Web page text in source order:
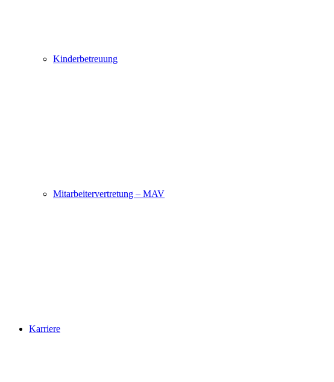
Kinderbetreuung
Mitarbeitervertretung – MAV
Karriere